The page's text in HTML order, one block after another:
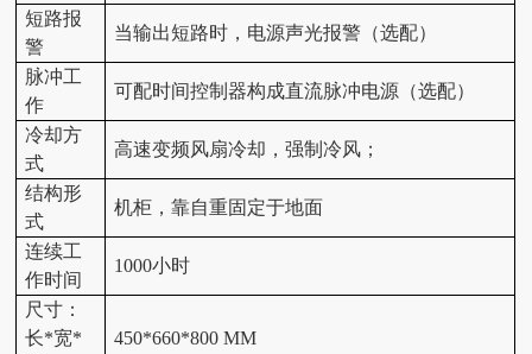
短路报
警
当输出短路时，电源声光报警（选配）
脉冲工
作
可配时间控制器构成直流脉冲电源（选配）
冷却方
式
高速变频风扇冷却，强制冷风；
结构形
式
机柜，靠自重固定于地面
连续工
作时间
1000小时
尺寸：
长*宽*
450*660*800 MM